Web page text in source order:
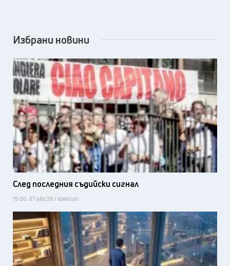
Избрани новини
След последния съдийски сигнал
15:00, 07 авг 26 / Idealisti